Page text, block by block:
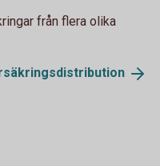
från flera olika